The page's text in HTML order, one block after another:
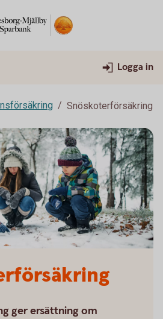
Logga in
Snöskoterförsäkring
ger ersättning om